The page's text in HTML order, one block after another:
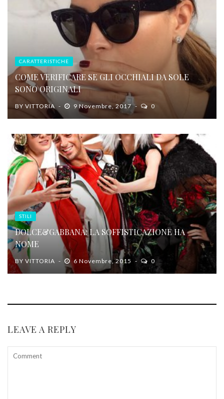
CARATTERISTICHE
COME VERIFICARE SE GLI OCCHIALI DA SOLE
SONO ORIGINALI
BY VITTORIA 9 Novembre, 2017 0
STILI
DOLCE&GABBANA: LA SOFFISTICAZIONE HA
NOME
BY VITTORIA 6 Novembre, 2015 0
LEAVE A REPLY